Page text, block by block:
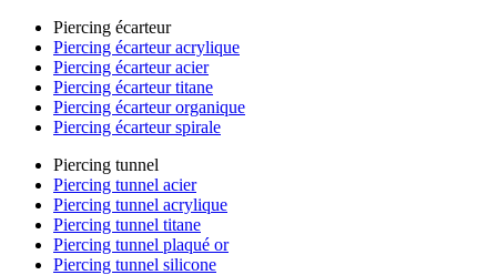
Piercing écarteur
Piercing écarteur acrylique
Piercing écarteur acier
Piercing écarteur titane
Piercing écarteur organique
Piercing écarteur spirale
Piercing tunnel
Piercing tunnel acier
Piercing tunnel acrylique
Piercing tunnel titane
Piercing tunnel plaqué or
Piercing tunnel silicone